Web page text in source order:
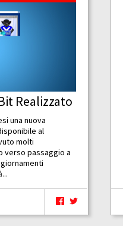
Realizzato
una nuova
al
molti
verso passaggio a